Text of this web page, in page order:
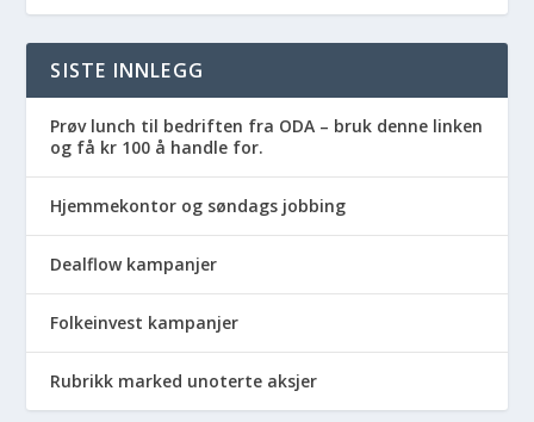
SISTE INNLEGG
Prøv lunch til bedriften fra ODA – bruk denne linken
og få kr 100 å handle for.
Hjemmekontor og søndags jobbing
Dealflow kampanjer
Folkeinvest kampanjer
Rubrikk marked unoterte aksjer